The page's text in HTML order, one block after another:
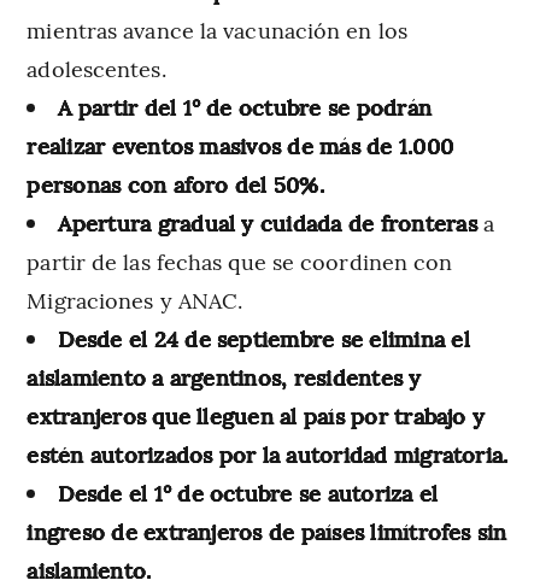
mientras avance la vacunación en los
adolescentes.
A partir del 1° de octubre se podrán
realizar eventos masivos de más de 1.000
personas con aforo del 50%.
Apertura gradual y cuidada de fronterasa
partir de las fechas que se coordinen con
Migraciones y ANAC.
Desde el 24 de septiembre se elimina el
aislamiento a argentinos, residentes y
extranjeros que lleguen al país por trabajo y
estén autorizados por la autoridad migratoria.
Desde el 1° de octubre se autoriza el
ingreso de extranjeros de países limítrofes sin
aislamiento.